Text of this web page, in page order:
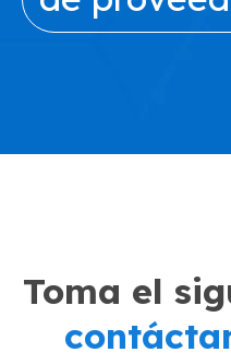
Toma el